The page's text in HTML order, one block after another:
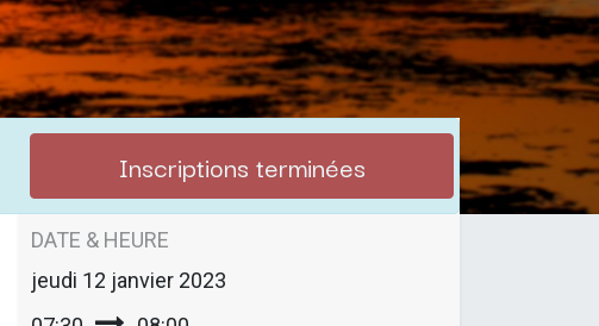
Inscriptions terminées
DATE & HEURE
jeudi 12 janvier 2023